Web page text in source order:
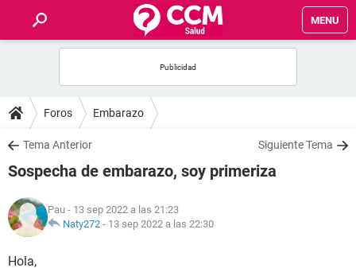
MENU
FOROS
SALUD
FAMILIA
NUTRICIÓN
BIENESTAR
Foros Embarazo
Tema Anterior Siguiente Tema
Sospecha de embarazo, soy primeriza
Pau - 13 sep 2022 a las 21:23
Naty272 - 13 sep 2022 a las 22:30
Hola,